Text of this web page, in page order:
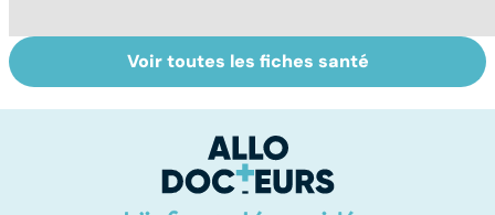
Tout savoir sur
les infections
BPCO, la
bronchite du
Voir toutes les fiches santé